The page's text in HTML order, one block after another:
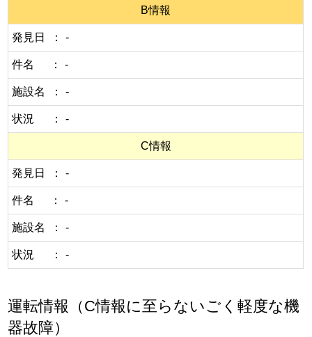
B情報
発見日 -
件名 -
施設名 -
状況 -
C情報
発見日 -
件名 -
施設名 -
状況 -
運転情報（C情報に至らないごく軽度な機
器故障）